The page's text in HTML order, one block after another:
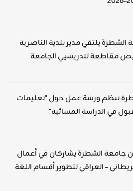
يلتقي مدير بلدية الناصرية
مقاطعة لتدريسيي الجامعة
تنظم ورشة عمل حول "تعليمات
في الدراسة المسائية"
جامعة الشطرة يشاركان في أعمال
– العراقي لتطوير أقسام اللغة